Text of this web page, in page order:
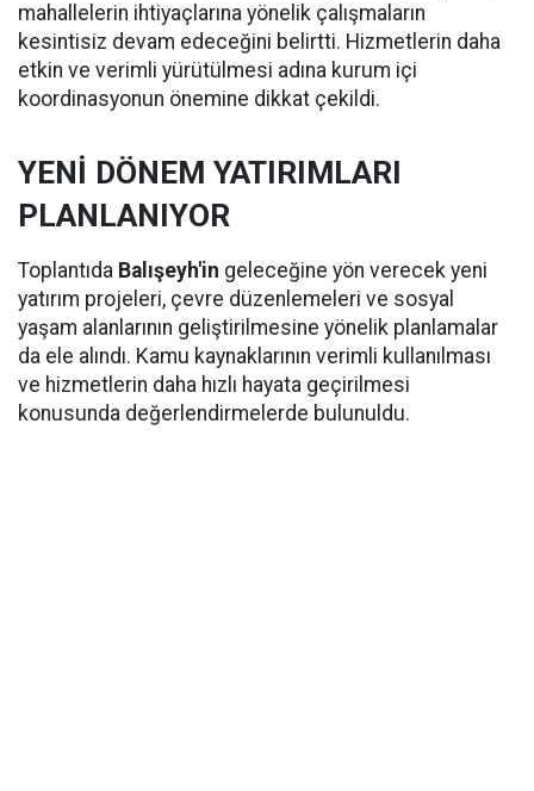
mahallelerin ihtiyaçlarına yönelik çalışmaların
kesintisiz devam edeceğini belirtti. Hizmetlerin daha
etkin ve verimli yürütülmesi adına kurum içi
koordinasyonun önemine dikkat çekildi.
YENİ DÖNEM YATIRIMLARI
PLANLANIYOR
Toplantıda Balışeyh'in geleceğine yön verecek yeni
yatırım projeleri, çevre düzenlemeleri ve sosyal
yaşam alanlarının geliştirilmesine yönelik planlamalar
da ele alındı. Kamu kaynaklarının verimli kullanılması
ve hizmetlerin daha hızlı hayata geçirilmesi
konusunda değerlendirmelerde bulunuldu.